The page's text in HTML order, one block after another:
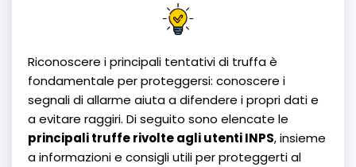
Riconoscere i principali tentativi di truffa è
fondamentale per proteggersi: conoscere i
segnali di allarme aiuta a difendere i propri dati e
a evitare raggiri. Di seguito sono elencate le
principali truffe rivolte agli utenti INPS, insieme
a informazioni e consigli utili per proteggerti al